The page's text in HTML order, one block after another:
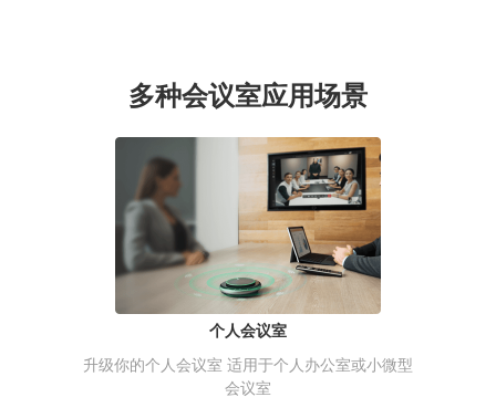
多种会议室应用场景
个人会议室
升级你的个人会议室 适用于个人办公室或小微型
会议室